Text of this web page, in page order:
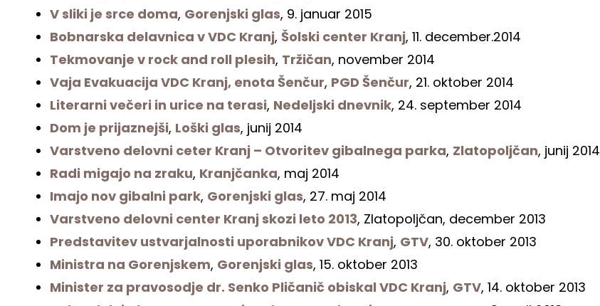
V sliki je srce doma, Gorenjski glas, 9. januar 2015
Bobnarska delavnica v VDC Kranj, Šolski center Kranj, 11. december.2014
Tekmovanje v rock and roll plesih, Tržičan, november 2014
Vaja Evakuacija VDC Kranj, enota Šenčur, PGD Šenčur, 21. oktober 2014
Literarni večeri in urice na terasi, Nedeljski dnevnik, 24. september 2014
Dom je prijaznejši, Loški glas, junij 2014
Varstveno delovni ceter Kranj – Otvoritev gibalnega parka, Zlatopoljčan, junij 2014
Radi migajo na zraku, Kranjčanka, maj 2014
Imajo nov gibalni park, Gorenjski glas, 27. maj 2014
Varstveno delovni center Kranj skozi leto 2013, Zlatopoljčan, december 2013
Predstavitev ustvarjalnosti uporabnikov VDC Kranj, GTV, 30. oktober 2013
Ministra na Gorenjskem, Gorenjski glas, 15. oktober 2013
Minister za pravosodje dr. Senko Pličanič obiskal VDC Kranj, GTV, 14. oktober 2013